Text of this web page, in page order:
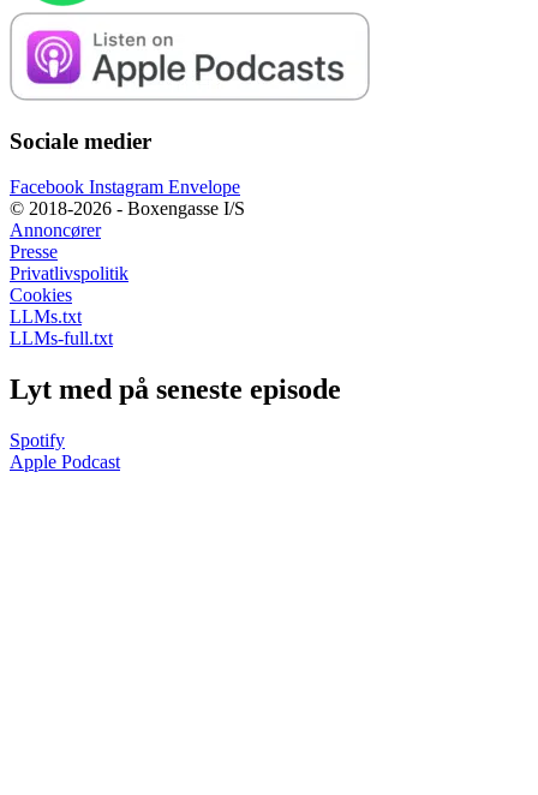
Sociale medier
Facebook Instagram Envelope
© 2018-2026 - Boxengasse I/S
Annoncører
Presse
Privatlivspolitik
Cookies
LLMs.txt
LLMs-full.txt
Lyt med på seneste episode
Spotify
Apple Podcast